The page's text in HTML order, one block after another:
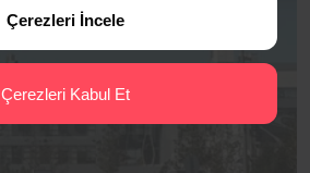
Çerezleri İncele
Çerezleri Kabul Et